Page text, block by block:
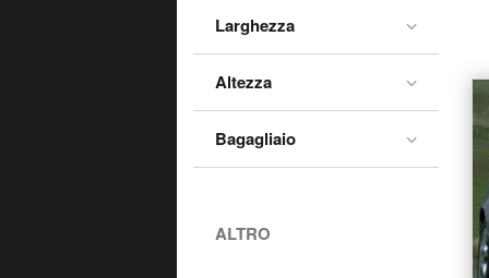
Brera (2005-11)
Giulia (2016-->>)
Gtv (1995-06)
Larghezza
Altezza
Bagagliaio
ALTRO